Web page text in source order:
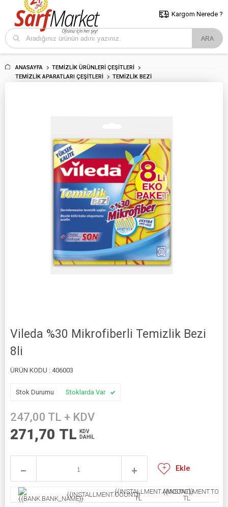
5000 TL ve Üzeri Alışverişlerde İstanbul İçi Kargo Bedava!
ve Trakya İçin Tıklayın..
Kargom Nerede ?
ANASAYFA
TEMIZLIK ÜRÜNLERI ÇEŞITLERI
TEMIZLIK APARATLARI ÇEŞITLERI
TEMIZLIK BEZI
Vileda %30 Mikrofiberli Temizlik Bezi
8li
ÜRÜN KODU : 406003
Stok Durumu Stoklarda Var
247,00 TL + KDV
271,70 TL
KDV
DAHİL
Ekle
{{INSTALLMENT.COUNT}}{{INSTALLMENT.AMOUNT}}
TL
TL